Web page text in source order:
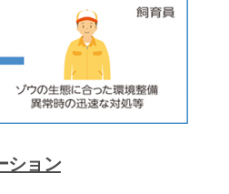
ション